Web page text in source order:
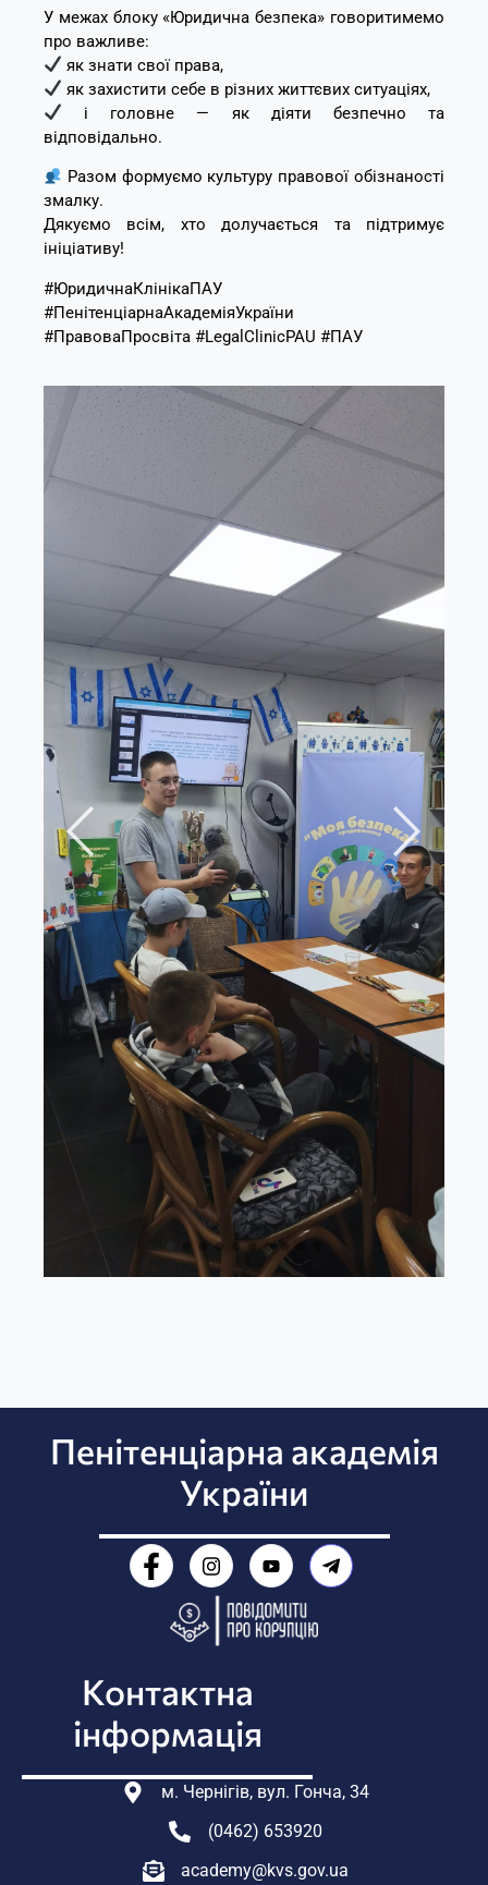
У межах блоку «Юридична безпека» говоритимемо
про важливе:
як знати свої права,
як захистити себе в різних життєвих ситуаціях,
і головне — як діяти безпечно та
відповідально.
Разом формуємо культуру правової обізнаності
змалку.
Дякуємо всім, хто долучається та підтримує
ініціативу!
#ЮридичнаКлінікаПАУ
#ПенітенціарнаАкадеміяУкраїни
#ПравоваПросвіта #LegalClinicPAU #ПАУ
Пенітенціарна академія
України
Контактна
інформація
м. Чернігів, вул. Гонча, 34
(0462) 653920
academy@kvs.gov.ua